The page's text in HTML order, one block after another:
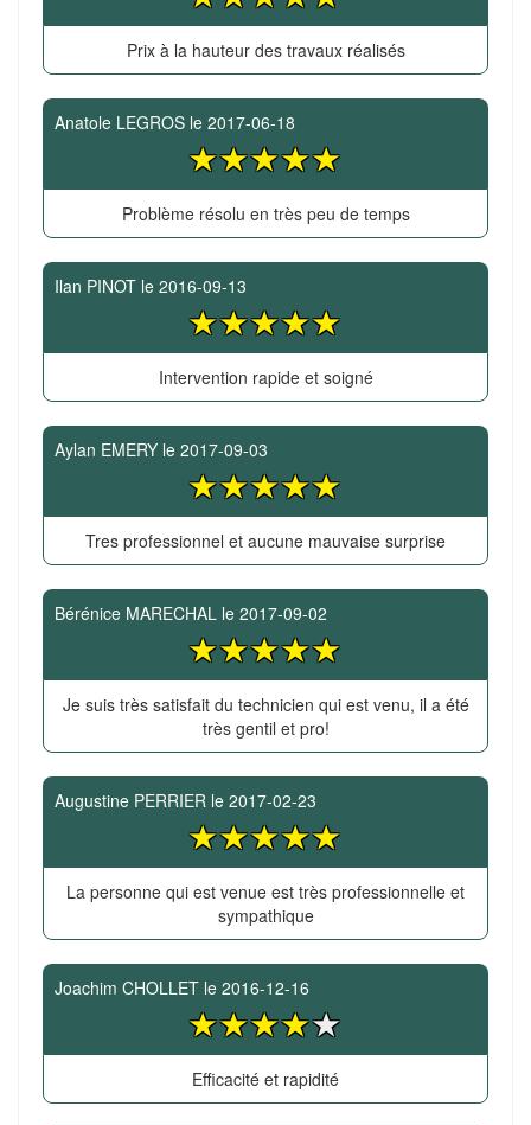
Prix à la hauteur des travaux réalisés
Anatole LEGROS le 2017-06-18
Problème résolu en très peu de temps
Ilan PINOT le 2016-09-13
Intervention rapide et soigné
Aylan EMERY le 2017-09-03
Tres professionnel et aucune mauvaise surprise
Bérénice MARECHAL le 2017-09-02
Je suis très satisfait du technicien qui est venu, il a été
très gentil et pro!
Augustine PERRIER le 2017-02-23
La personne qui est venue est très professionnelle et
sympathique
Joachim CHOLLET le 2016-12-16
Efficacité et rapidité